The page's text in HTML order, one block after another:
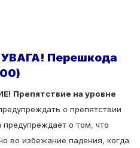
УВАГА! Перешкода
Препятствие на уровне
о препятствии
предупреждает о том, что
во избежание падения, когда